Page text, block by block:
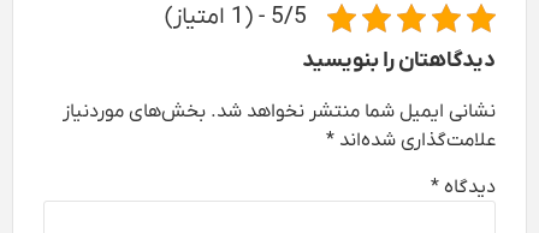
5/5 - (1 امتیاز)
دیدگاهتان را بنویسید
نشانی ایمیل شما منتشر نخواهد شد. بخش‌های موردنیاز
علامت‌گذاری شده‌اند *
دیدگاه *